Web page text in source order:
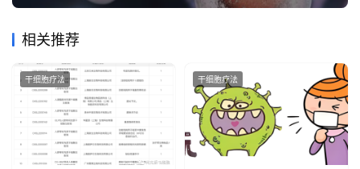
相关推荐
干细胞疗法 干细胞疗法